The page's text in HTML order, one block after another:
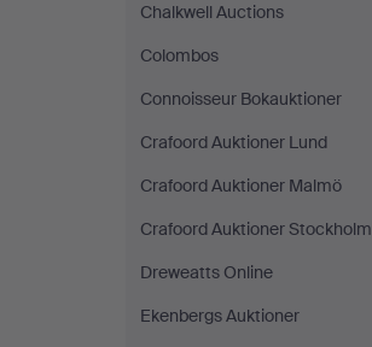
Chalkwell Auctions
Colombos
Connoisseur Bokauktioner
Crafoord Auktioner Lund
Crafoord Auktioner Malmö
Crafoord Auktioner Stockholm
Dreweatts Online
Ekenbergs Auktioner